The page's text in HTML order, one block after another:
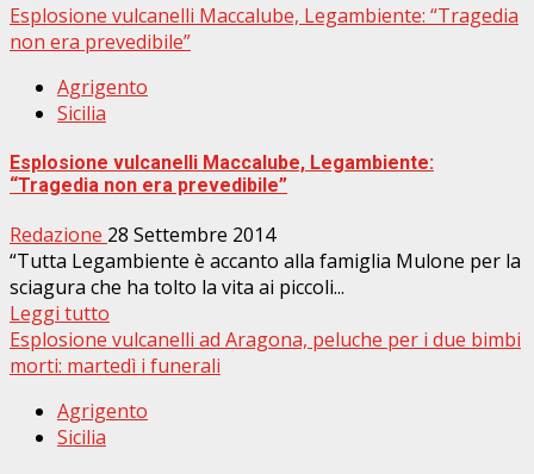
Esplosione vulcanelli Maccalube, Legambiente: “Tragedia
non era prevedibile”
Agrigento
Sicilia
Esplosione vulcanelli Maccalube, Legambiente:
“Tragedia non era prevedibile”
Redazione 28 Settembre 2014
“Tutta Legambiente è accanto alla famiglia Mulone per la
sciagura che ha tolto la vita ai piccoli...
Leggi tutto
Esplosione vulcanelli ad Aragona, peluche per i due bimbi
morti: martedì i funerali
Agrigento
Sicilia